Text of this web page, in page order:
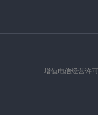
增值电信经营许